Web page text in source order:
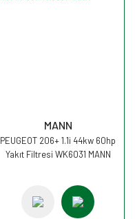
MANN
PEUGEOT 206+ 1.1i 44kw 60hp
Yakıt Filtresi WK6031 MANN